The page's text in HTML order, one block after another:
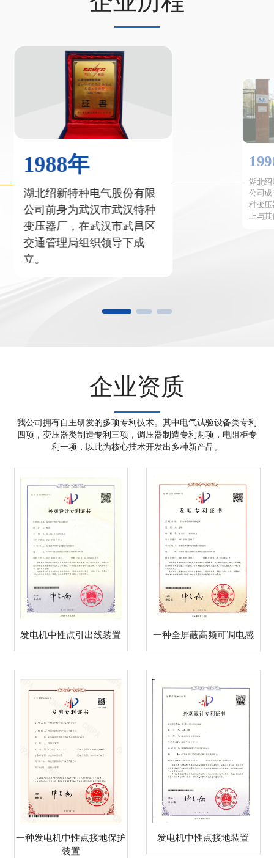
1988年
湖北绍新特种电气股份有限
公司前身为武汉市武汉特种
变压器厂，在武汉市武昌区
交通管理局组织领导下成
立。
湖北绍
公司成
种变压
上与
企业资质
我公司拥有自主研发的多项专利技术。其中电气试验设备类专利
四项，变压器类制造专利三项，调压器制造专利两项，电阻柜专
利一项，以此为核心技术开发出多种新产品。
发电机中性点引出线装置 一种全屏蔽高频可调电感
一种发电机中性点接地保护
装置
发电机中性点接地装置